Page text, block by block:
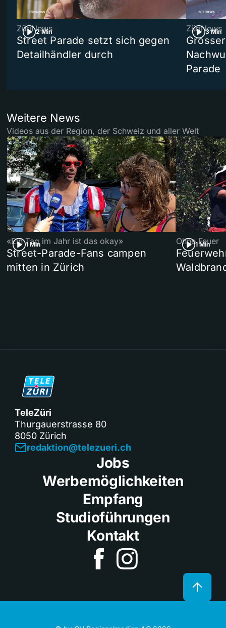
2 Min
ZüriNews
Street Parade setzt sich gegen
Detailhändler durch
3 Min
ZüriNews
Parade
Weitere News
Videos aus der Region, der Schweiz und aller Welt
1 Min
«Ein Tag im Jahr ist das okay»
Street-Parade-Fans campen
mitten in Zürich
1 Min
Ohne Feuer
TeleZüri
Thurgauerstrasse 80
8050 Zürich
redaktion@telezueri.ch
Jobs
Werbemöglichkeiten
Empfang
Studioführungen
Kontakt